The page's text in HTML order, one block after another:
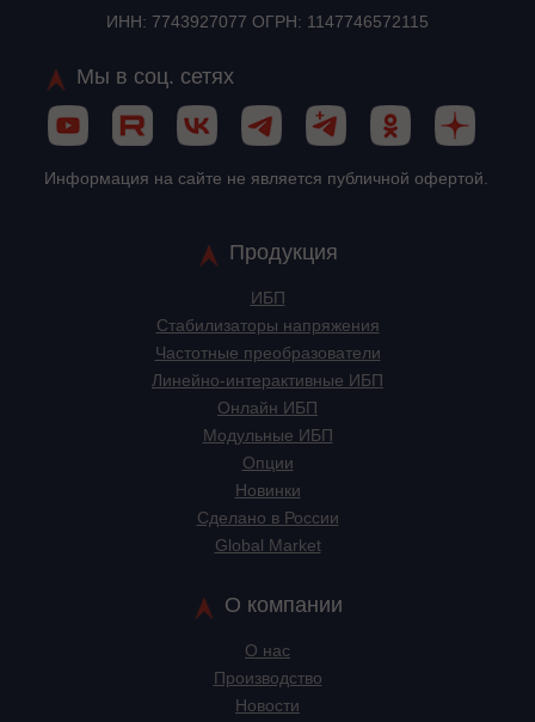
ИНН: 7743927077 ОГРН: 1147746572115
Мы в соц. сетях
Информация на сайте не является публичной офертой.
Продукция
ИБП
Стабилизаторы напряжения
Частотные преобразователи
Линейно-интерактивные ИБП
Онлайн ИБП
Модульные ИБП
Опции
Новинки
Сделано в России
Global Market
О компании
О нас
Производство
Новости